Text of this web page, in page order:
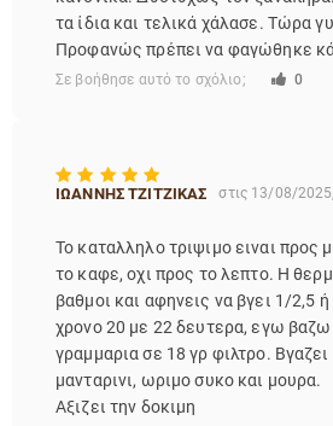
τα ίδια και τελικά χάλασε. Τώρα
Προφανώς πρέπει να φαγώθηκε
μηχανή είναι η Sage Barista Touch
BCG820.
Σε βοήθησε αυτό το σχόλιο; 0
ΙΩΑΝΝΗΣ ΤΖΙΤΖΙΚΑΣ στις 13/08/
Το καταλληλο τριψιμο ειναι προς
το καφε, οχι προς το λεπτο. Η
βαθμοι και αφηνεις να βγει 1/2,5 ή
χρονο 20 με 22 δευτερα, εγω βαζω
γραμμαρια σε 18 γρ φιλτρο.
μανταρινι, ωριμο συκο και μουρα.
Αξιζει την δοκιμη